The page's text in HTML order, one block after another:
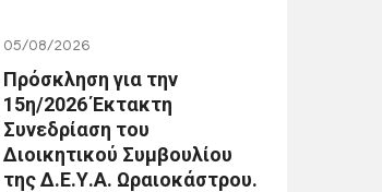
05/08/2026
Πρόσκληση για την
15η/2026 Έκτακτη
Συνεδρίαση του
Διοικητικού Συμβουλίου
της Δ.Ε.Υ.Α. Ωραιοκάστρου.